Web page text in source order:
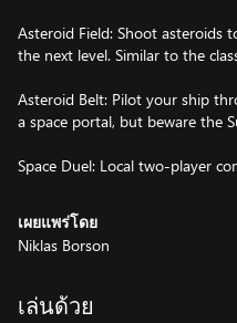
Asteroid Field: Shoot asteroids
the next level. Similar to the
Asteroid Belt: Pilot your ship
a space portal, but beware the
เผยแพร่โดย
Niklas Borson
เล่นด้วย